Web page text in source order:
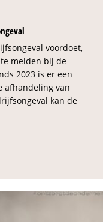
voordoet,
melden bij de
2023 is er een
afhandeling van
kan de